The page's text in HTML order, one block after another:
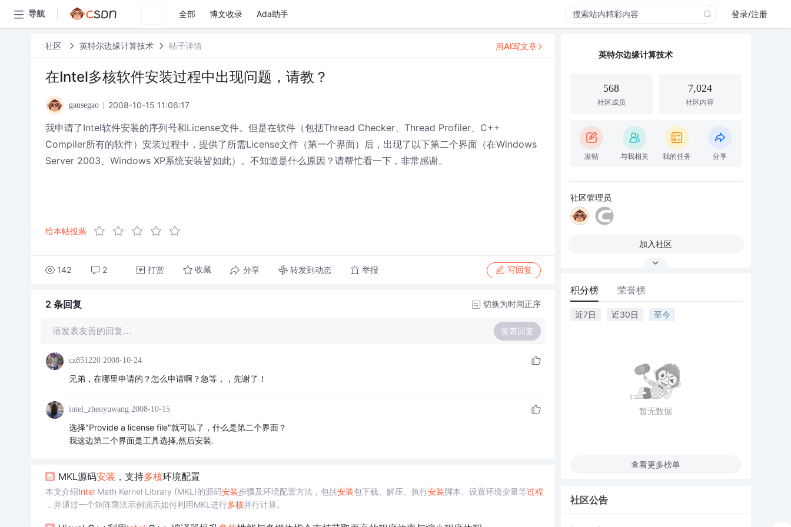
导航 全部 博文收录 Ada助手 登录/注册
社区 英特尔边缘计算技术 帖子详情
在Intel多核软件安装过程中出现问题，请教？
gausegao 2008-10-15 11:06:17
我申请了Intel软件安装的序列号和License文件。但是在软件（包括Thread Checker、Thread Profiler、C++
Compiler所有的软件）安装过程中，提供了所需License文件（第一个界面）后，出现了以下第二个界面（在Windows
Server 2003、Windows XP系统安装皆如此）。不知道是什么原因？请帮忙看一下，非常感谢。
给本帖投票
142 2 打赏 收藏 分享 转发到动态 举报 写回复
用AI写文章
2 条回复 切换为时间正序
请发表友善的回复… 发表回复
cz851220 2008-10-24
兄弟，在哪里申请的？怎么申请啊？急等，，先谢了！
intel_zhenyuwang 2008-10-15
选择"Provide a license file"就可以了，什么是第二个界面？
我这边第二个界面是工具选择,然后安装.
MKL源码安装 ，支持多核环境配置
本文介绍IntelMath Kernel Library (MKL)的源码安装步骤及环境配置方法，包括安装包下载、解压、执行安装脚本、设置环境变量等过程
，并通过一个矩阵乘法示例演示如何利用MKL进行多核并行计算。
英特尔边缘计算技术
568
社区成员
7,024
社区内容
发帖 与我相关 我的任务 分享
社区管理员
加入社区
积分榜 荣誉榜
近7日 近30日 至今
暂无数据
查看更多榜单
社区公告